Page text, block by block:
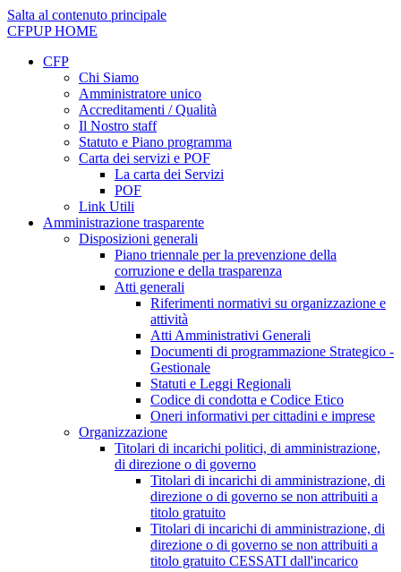
Salta al contenuto principale
CFPUPHOME
CFP
Chi Siamo
Amministratore unico
Accreditamenti / Qualità
Il Nostro staff
Statuto e Piano programma
Carta dei servizi e POF
La carta dei Servizi
POF
Link Utili
Amministrazione trasparente
Disposizioni generali
Piano triennale per la prevenzione della
corruzione e della trasparenza
Atti generali
Riferimenti normativi su organizzazione e
attività
Atti Amministrativi Generali
Documenti di programmazione Strategico -
Gestionale
Statuti e Leggi Regionali
Codice di condotta e Codice Etico
Oneri informativi per cittadini e imprese
Organizzazione
Titolari di incarichi politici, di amministrazione,
di direzione o di governo
Titolari di incarichi di amministrazione, di
direzione o di governo se non attribuiti a
titolo gratuito
Titolari di incarichi di amministrazione, di
direzione o di governo se non attribuiti a
titolo gratuito CESSATI dall'incarico